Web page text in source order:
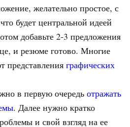
желательно простое, с
будет центральной идеей
добавьте 2-3 предложения
и резюме готово. Многие
представления графических
в первую очередь отражать
. Далее нужно кратко
и свой взгляд на ее